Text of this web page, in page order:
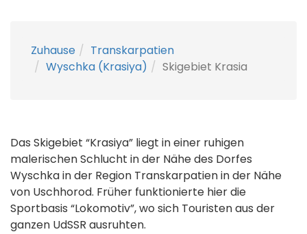
Zuhause
Transkarpatien
Wyschka (Krasiya)
Skigebiet Krasia
Das Skigebiet “Krasiya” liegt in einer ruhigen
malerischen Schlucht in der Nähe des Dorfes
Wyschka in der Region Transkarpatien in der Nähe
von Uschhorod. Früher funktionierte hier die
Sportbasis “Lokomotiv”, wo sich Touristen aus der
ganzen UdSSR ausruhten.